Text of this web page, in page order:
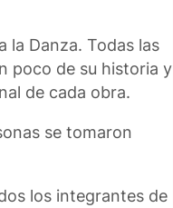
la Danza. Todas las
poco de su historia y
de cada obra.
se tomaron
los integrantes de